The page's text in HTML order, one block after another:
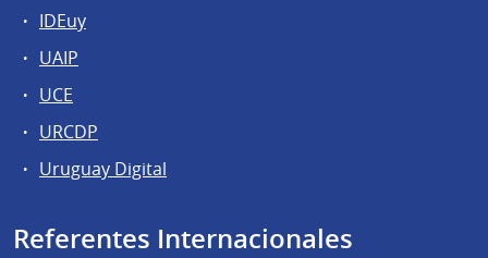
IDEuy
UAIP
UCE
URCDP
Uruguay Digital
Referentes Internacionales